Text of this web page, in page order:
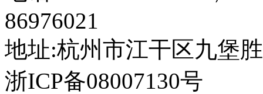
86976021
地址:杭州市江干区九堡
浙ICP备08007130号